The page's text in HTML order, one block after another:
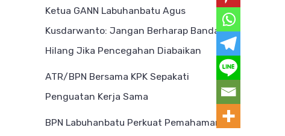
Ketua GANN Labuhanbatu Agus
Kusdarwanto: Jangan Berharap Bandar
Hilang Jika Pencegahan Diabaikan
ATR/BPN Bersama KPK Sepakati
Penguatan Kerja Sama
BPN Labuhanbatu Perkuat Pemahaman